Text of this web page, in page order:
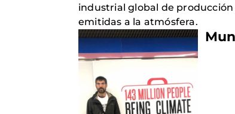
industrial global de
emitidas a la atmósfera.
Mun